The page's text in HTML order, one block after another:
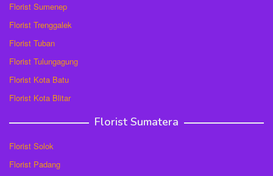
Florist Sumenep
Florist Trenggalek
Florist Tuban
Florist Tulungagung
Florist Kota Batu
Florist Kota Blitar
Florist Sumatera
Florist Solok
Florist Padang